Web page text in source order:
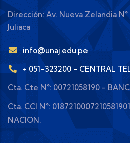
Dirección: Av. Nueva Zelandia
Juliaca
info@unaj.edu.pe
+ 051-323200 - CENTRAL
Cta. Cte N°: 00721058190 -
Cta. CCI N°:
NACION.